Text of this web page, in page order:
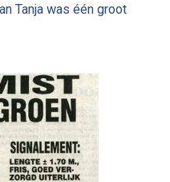
Tanja was één groot